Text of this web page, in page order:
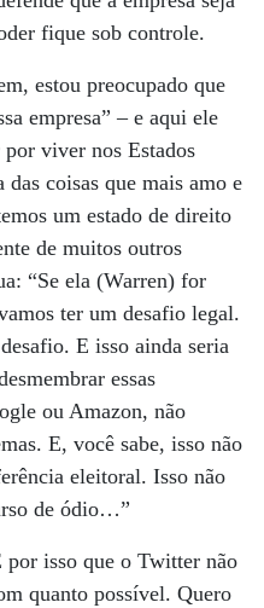
fique sob controle.
estou preocupado que
empresa” – e aqui ele
por viver nos Estados
coisas que mais amo e
um estado de direito
de muitos outros
“Se ela (Warren) for
ter um desafio legal.
E isso ainda seria
essas
ou Amazon, não
E, você sabe, isso não
eleitoral. Isso não
de ódio…”
por isso que o Twitter não
quanto possível. Quero